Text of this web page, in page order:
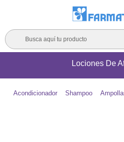
Busca aquí tu producto
Lociones De
Acondicionador Shampoo